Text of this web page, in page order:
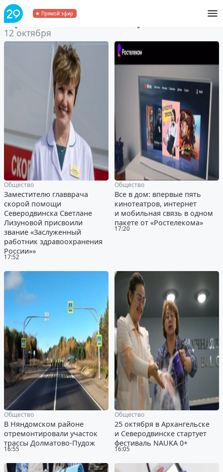
Прямой эфир
Архивза 12 октября 2022
12 октября
17:52
Общество
Заместителю главврача
скорой помощи
Северодвинска Светлане
Лизуновой присвоили
звание «Заслуженный
работник здравоохранения
России»»
17:20
Общество
Все в дом: впервые пять
кинотеатров, интернет
и мобильная связь в одном
пакете от «Ростелекома»
16:55
Общество
В Няндомском районе
отремонтировали участок
трассы Долматово-Пудож
16:05
Общество
25 октября в Архангельске
и Северодвинске стартует
фестиваль NAUKA 0+